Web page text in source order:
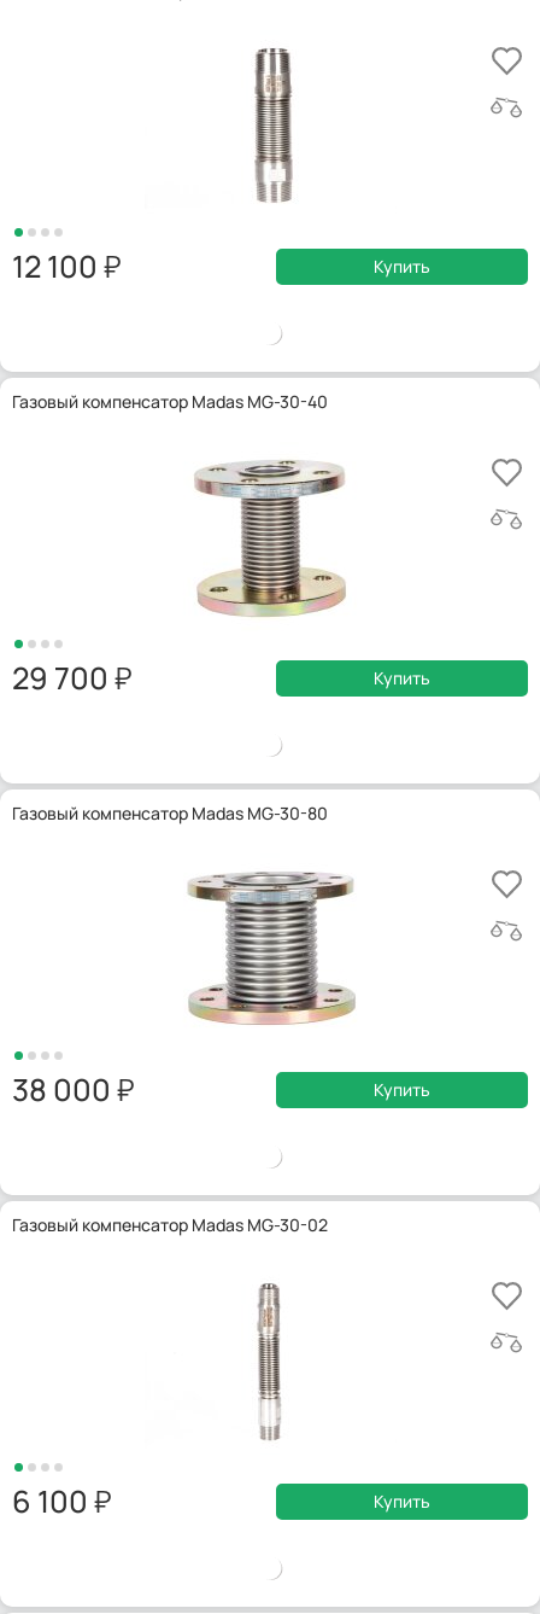
12 100 Купить
Газовый компенсатор Madas MG-30-40
29 700 Купить
Газовый компенсатор Madas MG-30-80
38 000 Купить
Газовый компенсатор Madas MG-30-02
6 100 Купить